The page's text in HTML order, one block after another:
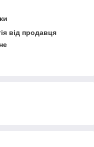
від продавця